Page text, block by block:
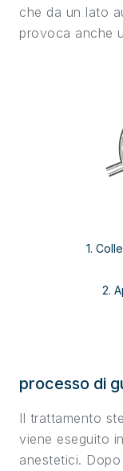
che da un lato
provoca anche
1.
2.
processo di
Il trattamento
viene eseguito
anestetici.